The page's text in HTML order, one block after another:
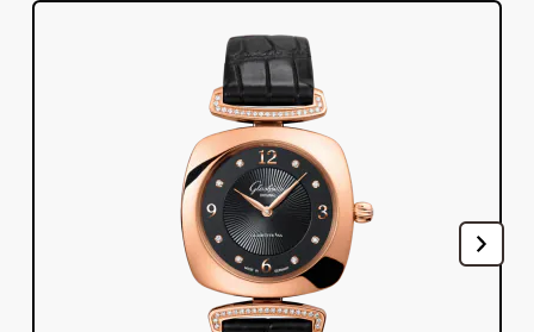
グラスヒュッテ・オリジナルを登録する
English Deutsch
メニュー閉じる